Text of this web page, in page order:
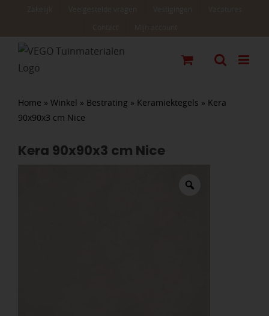
Home » Winkel » Bestrating » Keramiektegels » Kera
90x90x3 cm Nice
Kera 90x90x3 cm Nice